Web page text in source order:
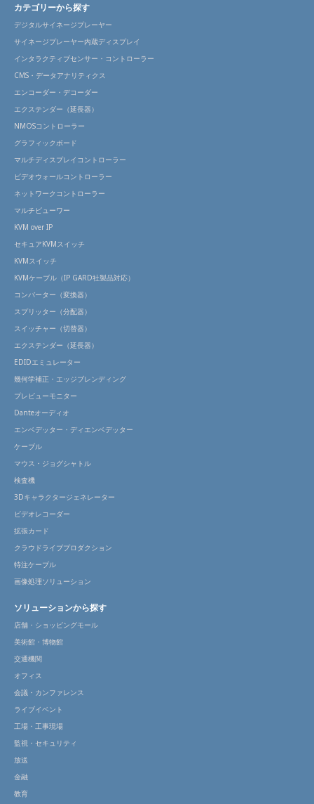
カテゴリーから探す
デジタルサイネージプレーヤー
サイネージプレーヤー内蔵ディスプレイ
インタラクティブセンサー・コントローラー
CMS・データアナリティクス
エンコーダー・デコーダー
エクステンダー（延長器）
NMOSコントローラー
グラフィックボード
マルチディスプレイコントローラー
ビデオウォールコントローラー
ネットワークコントローラー
マルチビューワー
KVM over IP
セキュアKVMスイッチ
KVMスイッチ
KVMケーブル（IP GARD社製品対応）
コンバーター（変換器）
スプリッター（分配器）
スイッチャー（切替器）
エクステンダー（延長器）
EDIDエミュレーター
幾何学補正・エッジブレンディング
プレビューモニター
Danteオーディオ
エンベデッター・ディエンベデッター
ケーブル
マウス・ジョグシャトル
検査機
3Dキャラクタージェネレーター
ビデオレコーダー
拡張カード
クラウドライブプロダクション
特注ケーブル
画像処理ソリューション
ソリューションから探す
店舗・ショッピングモール
美術館・博物館
交通機関
オフィス
会議・カンファレンス
ライブイベント
工場・工事現場
監視・セキュリティ
放送
金融
教育